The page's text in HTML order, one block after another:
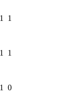
1 1
1 1
1 0